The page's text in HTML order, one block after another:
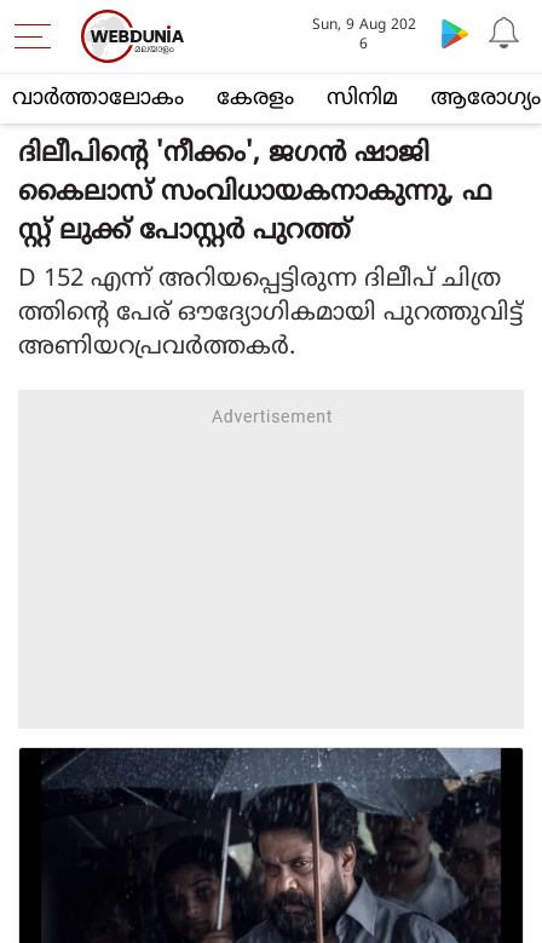
വാര്‍ത്താലോകം കേരളം സിനിമ ആരോഗ്യം
Sun, 9 Aug 202
6
ദിലീപിന്റെ 'നീക്കം', ജഗൻ ഷാജി
കൈലാസ് സംവിധായകനാകുന്നു, ഫ
സ്റ്റ് ലുക്ക് പോസ്റ്റർ പുറത്ത്
D 152 എന്ന് അറിയപ്പെട്ടിരുന്ന ദിലീപ് ചിത്ര
ത്തിന്റെ പേര് ഔദ്യോഗികമായി പുറത്തുവിട്ട്
അണിയറപ്രവര്‍ത്തകര്‍.